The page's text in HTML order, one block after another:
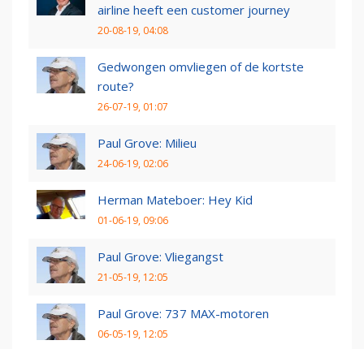
airline heeft een customer journey
20-08-19, 04:08
Gedwongen omvliegen of de kortste
route?
26-07-19, 01:07
Paul Grove: Milieu
24-06-19, 02:06
Herman Mateboer: Hey Kid
01-06-19, 09:06
Paul Grove: Vliegangst
21-05-19, 12:05
Paul Grove: 737 MAX-motoren
06-05-19, 12:05